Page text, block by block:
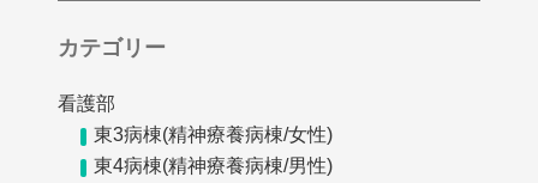
カテゴリー
看護部
東3病棟(精神療養病棟/女性)
東4病棟(精神療養病棟/男性)